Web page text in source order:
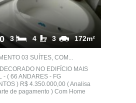
172m²
3
4
3
03 SUÍTES, COM...
NO EDIFÍCIO MAIS
- ( 66 ANDARES - FG
) R$ 4.350.000,00 ( Analisa
de pagamento ) Com Home